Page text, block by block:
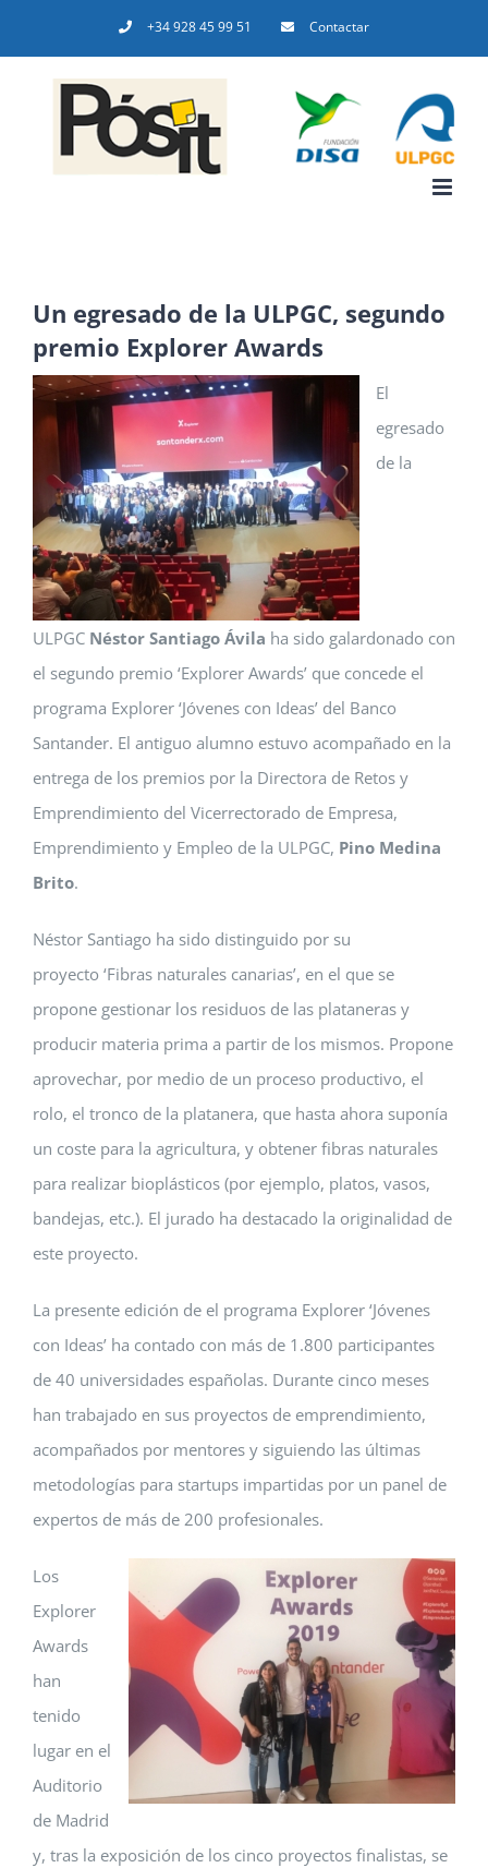
al
contenido
+34 928 45 99 51 Contactar
Un egresado de la ULPGC, segundo
premio Explorer Awards
El
egresado
de la
ULPGC Néstor Santiago Ávila ha sido galardonado con
el segundo premio ‘Explorer Awards’ que concede el
programa Explorer ‘Jóvenes con Ideas’ del Banco
Santander. El antiguo alumno estuvo acompañado en la
entrega de los premios por la Directora de Retos y
Emprendimiento del Vicerrectorado de Empresa,
Emprendimiento y Empleo de la ULPGC, Pino Medina
Brito.
Néstor Santiago ha sido distinguido por su
proyecto ‘Fibras naturales canarias’, en el que se
propone gestionar los residuos de las plataneras y
producir materia prima a partir de los mismos. Propone
aprovechar, por medio de un proceso productivo, el
rolo, el tronco de la platanera, que hasta ahora suponía
un coste para la agricultura, y obtener fibras naturales
para realizar bioplásticos (por ejemplo, platos, vasos,
bandejas, etc.). El jurado ha destacado la originalidad de
este proyecto.
La presente edición de el programa Explorer ‘Jóvenes
con Ideas’ ha contado con más de 1.800 participantes
de 40 universidades españolas. Durante cinco meses
han trabajado en sus proyectos de emprendimiento,
acompañados por mentores y siguiendo las últimas
metodologías para startups impartidas por un panel de
expertos de más de 200 profesionales.
Los
Explorer
Awards
han
tenido
lugar en el
Auditorio
de Madrid
y, tras la exposición de los cinco proyectos finalistas, se